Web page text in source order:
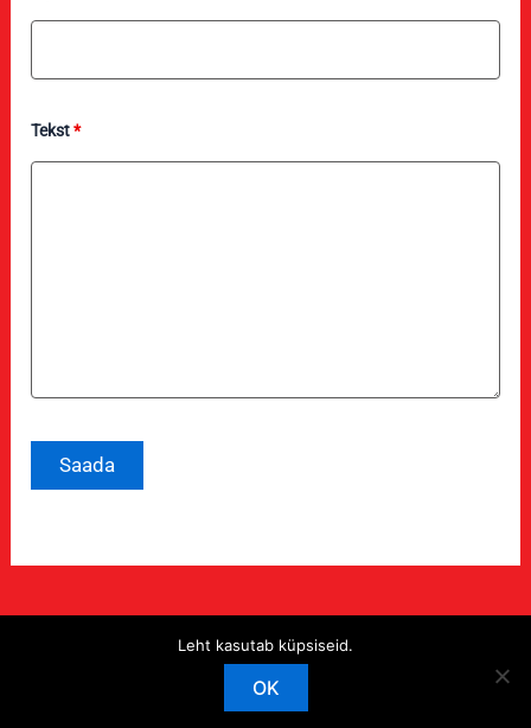
Tekst*
Copyright © 2026 The Devils Estonia
Leht kasutab küpsiseid.
OK